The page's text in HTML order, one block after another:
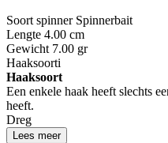
Soort spinner Spinnerbait
Lengte 4.00 cm
Gewicht 7.00 gr
Haaksoorti
Haaksoort
Een enkele haak heeft slechts
heeft.
Dreg
Lees meer